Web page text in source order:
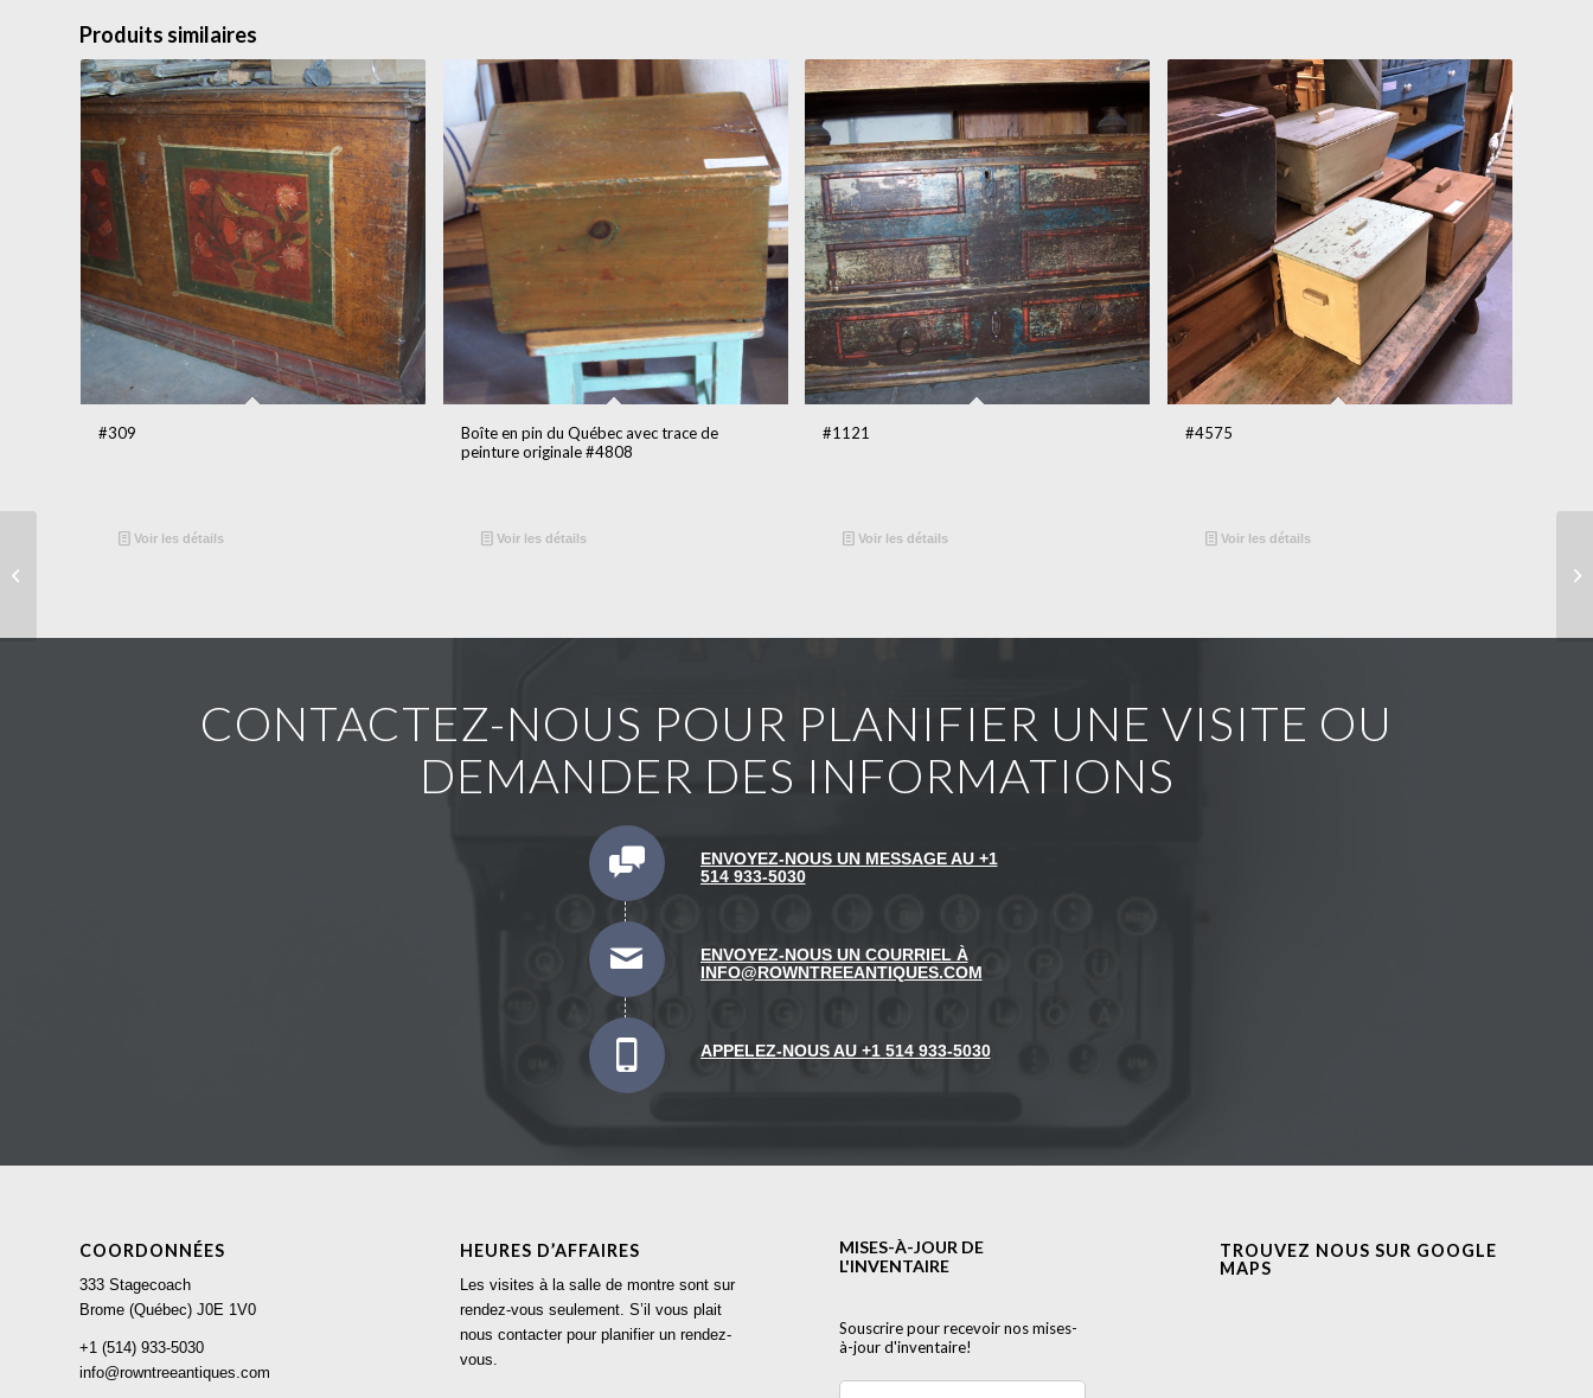
Produits similaires
#309
Voir les détails
Boîte en pin du Québec avec trace de
peinture originale #4808
Voir les détails
#1121
Voir les détails
#4575
Voir les détails
CONTACTEZ-NOUS POUR PLANIFIER UNE VISITE OU
DEMANDER DES INFORMATIONS
ENVOYEZ-NOUS UN MESSAGE AU +1
514 933-5030
ENVOYEZ-NOUS UN COURRIEL À
INFO@ROWNTREEANTIQUES.COM
APPELEZ-NOUS AU +1 514 933-5030
COORDONNÉES
333 Stagecoach
Brome (Québec) J0E 1V0
+1 (514) 933-5030
info@rowntreeantiques.com
HEURES D’AFFAIRES
Les visites à la salle de montre sont sur
rendez-vous seulement. S’il vous plait
nous contacter pour planifier un rendez-
vous.
TROUVEZ NOUS SUR GOOGLE
MAPS